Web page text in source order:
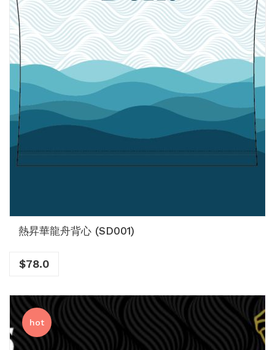
熱昇華龍舟背心 (SD001)
$78.0
hot